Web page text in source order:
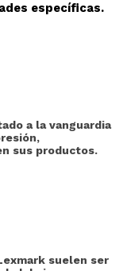
específicas.
a la vanguardia
sus productos.
suelen ser